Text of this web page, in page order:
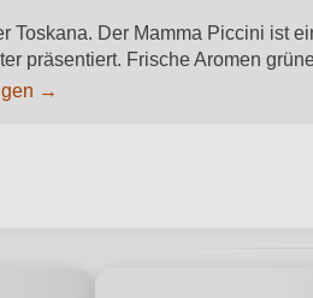
Der Mamma Piccini ist
präsentiert. Frische Aromen
→